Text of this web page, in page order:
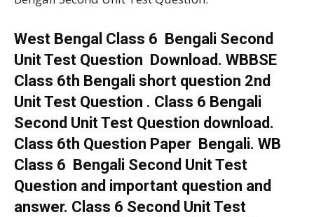
West Bengal Class 6 Bengali Second
Unit Test Question Download. WBBSE
Class 6th Bengali short question 2nd
Unit Test Question . Class 6 Bengali
Second Unit Test Question download.
Class 6th Question Paper Bengali. WB
Class 6 Bengali Second Unit Test
Question and important question and
answer. Class 6 Second Unit Test